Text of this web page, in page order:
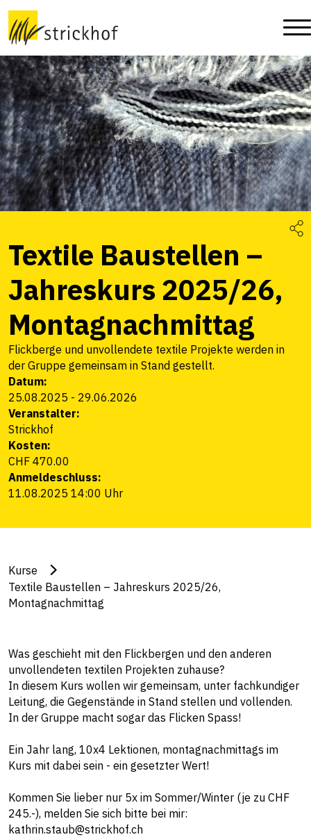
Textile Baustellen –
Jahreskurs 2025/26,
Montagnachmittag
Flickberge und unvollendete textile Projekte werden in
der Gruppe gemeinsam in Stand gestellt.
Datum:
25.08.2025 - 29.06.2026
Veranstalter:
Strickhof
Kosten:
CHF 470.00
Anmeldeschluss:
11.08.2025 14:00 Uhr
Kurse
Textile Baustellen – Jahreskurs 2025/26,
Montagnachmittag
Was geschieht mit den Flickbergen und den anderen
unvollendeten textilen Projekten zuhause?
In diesem Kurs wollen wir gemeinsam, unter fachkundiger
Leitung, die Gegenstände in Stand stellen und vollenden.
In der Gruppe macht sogar das Flicken Spass!
Ein Jahr lang, 10x4 Lektionen, montagnachmittags im
Kurs mit dabei sein - ein gesetzter Wert!
Kommen Sie lieber nur 5x im Sommer/Winter (je zu CHF
245.-), melden Sie sich bitte bei mir:
kathrin.staub@strickhof.ch